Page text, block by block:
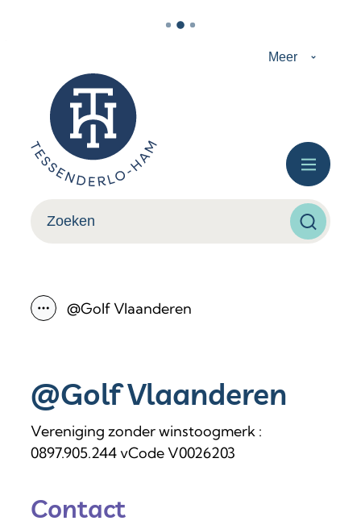
Meer
Tessenderlo-Ham
Zoeken
Menu
Toon alle broodkruimel items
@Golf Vlaanderen
@Golf Vlaanderen
Type
Vereniging zonder winstoogmerk :
0897.905.244vCodeV0026203
Contact